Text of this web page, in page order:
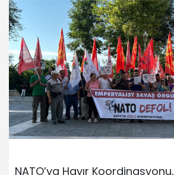
NATO’ya Hayır Koordinasyonu,